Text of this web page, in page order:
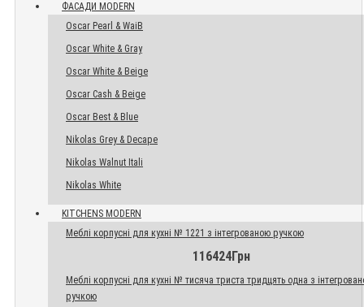
ФАСАДИ MODERN
Oscar Pearl & WaiB
Oscar White & Gray
Oscar White & Beige
Oscar Cash & Beige
Oscar Best & Blue
Nikolas Grey & Decape
Nikolas Walnut Itali
Nikolas White
KITCHENS MODERN
Меблі корпусні для кухні № 1221 з інтегрованою ручкою
116424Грн
Меблі корпусні для кухні № тисяча триста тридцять одна з
ручкою